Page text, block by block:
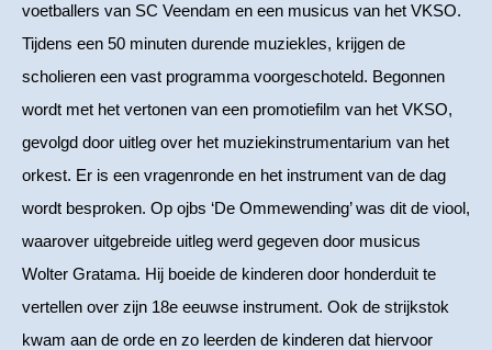
voetballers van SC Veendam en een musicus van het VKSO.
Tijdens een 50 minuten durende muziekles, krijgen de
scholieren een vast programma voorgeschoteld. Begonnen
wordt met het vertonen van een promotiefilm van het VKSO,
gevolgd door uitleg over het muziekinstrumentarium van het
orkest. Er is een vragenronde en het instrument van de dag
wordt besproken. Op ojbs ‘De Ommewending’ was dit de viool,
waarover uitgebreide uitleg werd gegeven door musicus
Wolter Gratama. Hij boeide de kinderen door honderduit te
vertellen over zijn 18e eeuwse instrument. Ook de strijkstok
kwam aan de orde en zo leerden de kinderen dat hiervoor